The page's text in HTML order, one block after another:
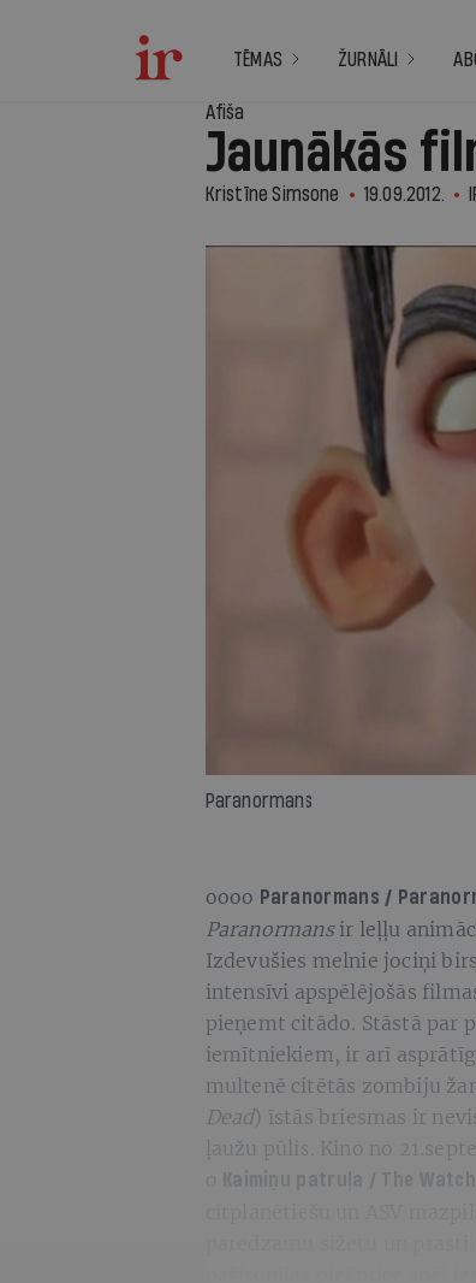
TĒMAS ŽURNĀLI
Afiša
Jaunākās
Kristīne Simsone 19.09.2012.
Paranormans
oooo Paranormans /
Paranormansir leļļu
Izdevušies melnie jociņi
intensīvi apspēlējošās
pieņemt citādo. Stāstā par
iemītniekiem, ir arī
multenē citētās zombiju
Dead) īstās briesmas ir
ļaužu pūlis. Kino no